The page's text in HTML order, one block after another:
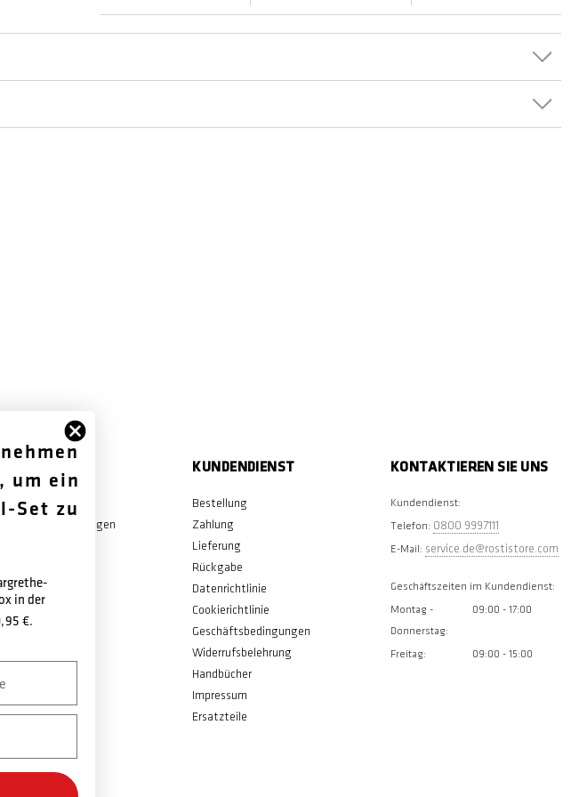
Geschichte
Garantiebestimmungen
KUNDENDIENST
Bestellung
Zahlung
Lieferung
Rückgabe
Datenrichtlinie
Cookierichtlinie
Geschäftsbedingungen
Widerrufsbelehrung
Handbücher
Impressum
Ersatzteile
KONTAKTIEREN SIE UNS
Kundendienst:
Telefon: 0800 9997111
E-Mail: service.de@rostistore.com
Geschäftszeiten im Kundendienst:
Montag -
Donnerstag:
09:00 - 17:00
Freitag: 09:00 - 15:00
um ein
Set zu
in der
€.